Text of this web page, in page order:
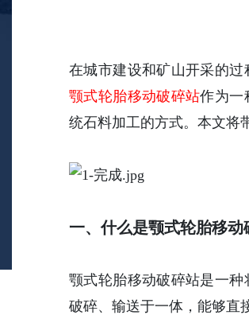
在城市建设和矿山开采的过
颚式轮胎移动破碎站作为一
统石料加工的方式。本文将
一、什么是颚式轮胎移动
颚式轮胎移动破碎站是一种
破碎、输送于一体，能够直